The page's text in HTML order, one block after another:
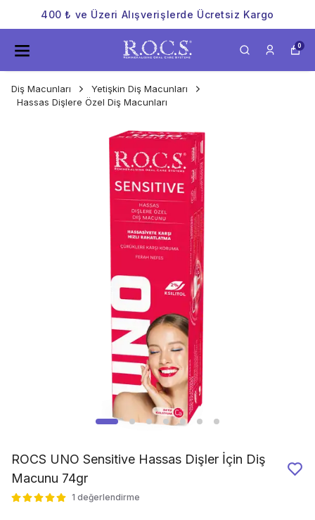
400 ₺ ve Üzeri Alışverişlerde Ücretsiz Kargo
0
Diş Macunları
Yetişkin Diş Macunları
Hassas Dişlere Özel Diş Macunları
ROCS UNO Sensitive Hassas Dişler İçin Diş
Macunu 74gr
1 değerlendirme